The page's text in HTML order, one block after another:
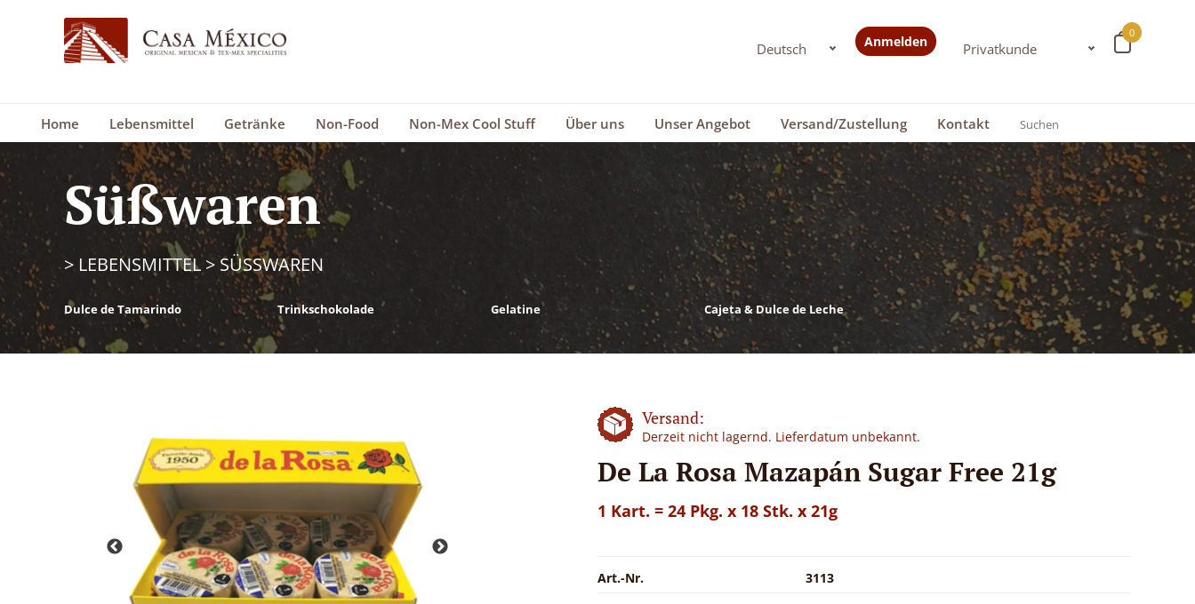
0
Anmelden
Home Lebensmittel Getränke Non-Food Non-Mex Cool Stuff Über uns Unser Angebot Versand/Zustellung Kontakt
Süßwaren
> LEBENSMITTEL>SÜSSWAREN
Dulce de Tamarindo Trinkschokolade Gelatine Cajeta & Dulce de Leche
Versand:
Derzeit nicht lagernd. Lieferdatum unbekannt.
De La Rosa Mazapán Sugar Free 21g
1 Kart. = 24 Pkg. x 18 Stk. x 21g
Art.-Nr. 3113